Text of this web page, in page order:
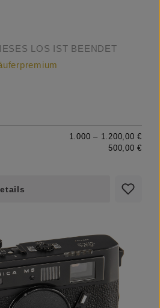
LOS IST BEENDET
1.000 – 1.200,00 €
500,00 €